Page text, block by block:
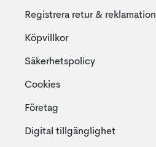
Registrera retur & reklamation
Köpvillkor
Säkerhetspolicy
Cookies
Företag
Digital tillgänglighet